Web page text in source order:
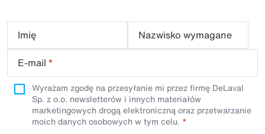
Imię
Nazwisko wymagane
E-mail *
Wyrażam zgodę na przesyłanie mi przez firmę DeLaval
Sp. z o.o. newsletterów i innych materiałów
marketingowych drogą elektroniczną oraz przetwarzanie
moich danych osobowych w tym celu.